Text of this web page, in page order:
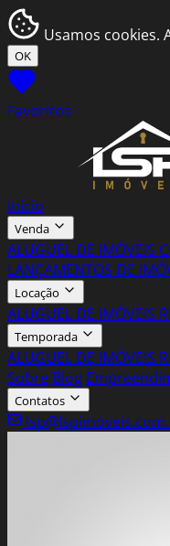
Usamos cookies.
OK
Favoritos
Início
Venda
ALUGUEL DE IMÓVEIS
LANÇAMENTOS DE
Locação
ALUGUEL DE IMÓVEIS
Temporada
ALUGUEL DE IMÓVEIS
Sobre Blog
Contatos